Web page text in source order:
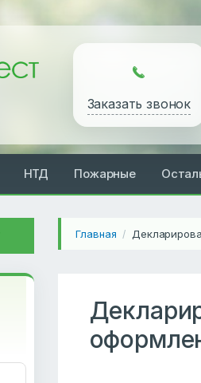
Заказать звонок
НТД Пожарные
Главная /